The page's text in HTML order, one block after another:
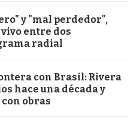
y "mal perdedor",
entre dos
radial
con Brasil: Rivera
hace una década y
obras